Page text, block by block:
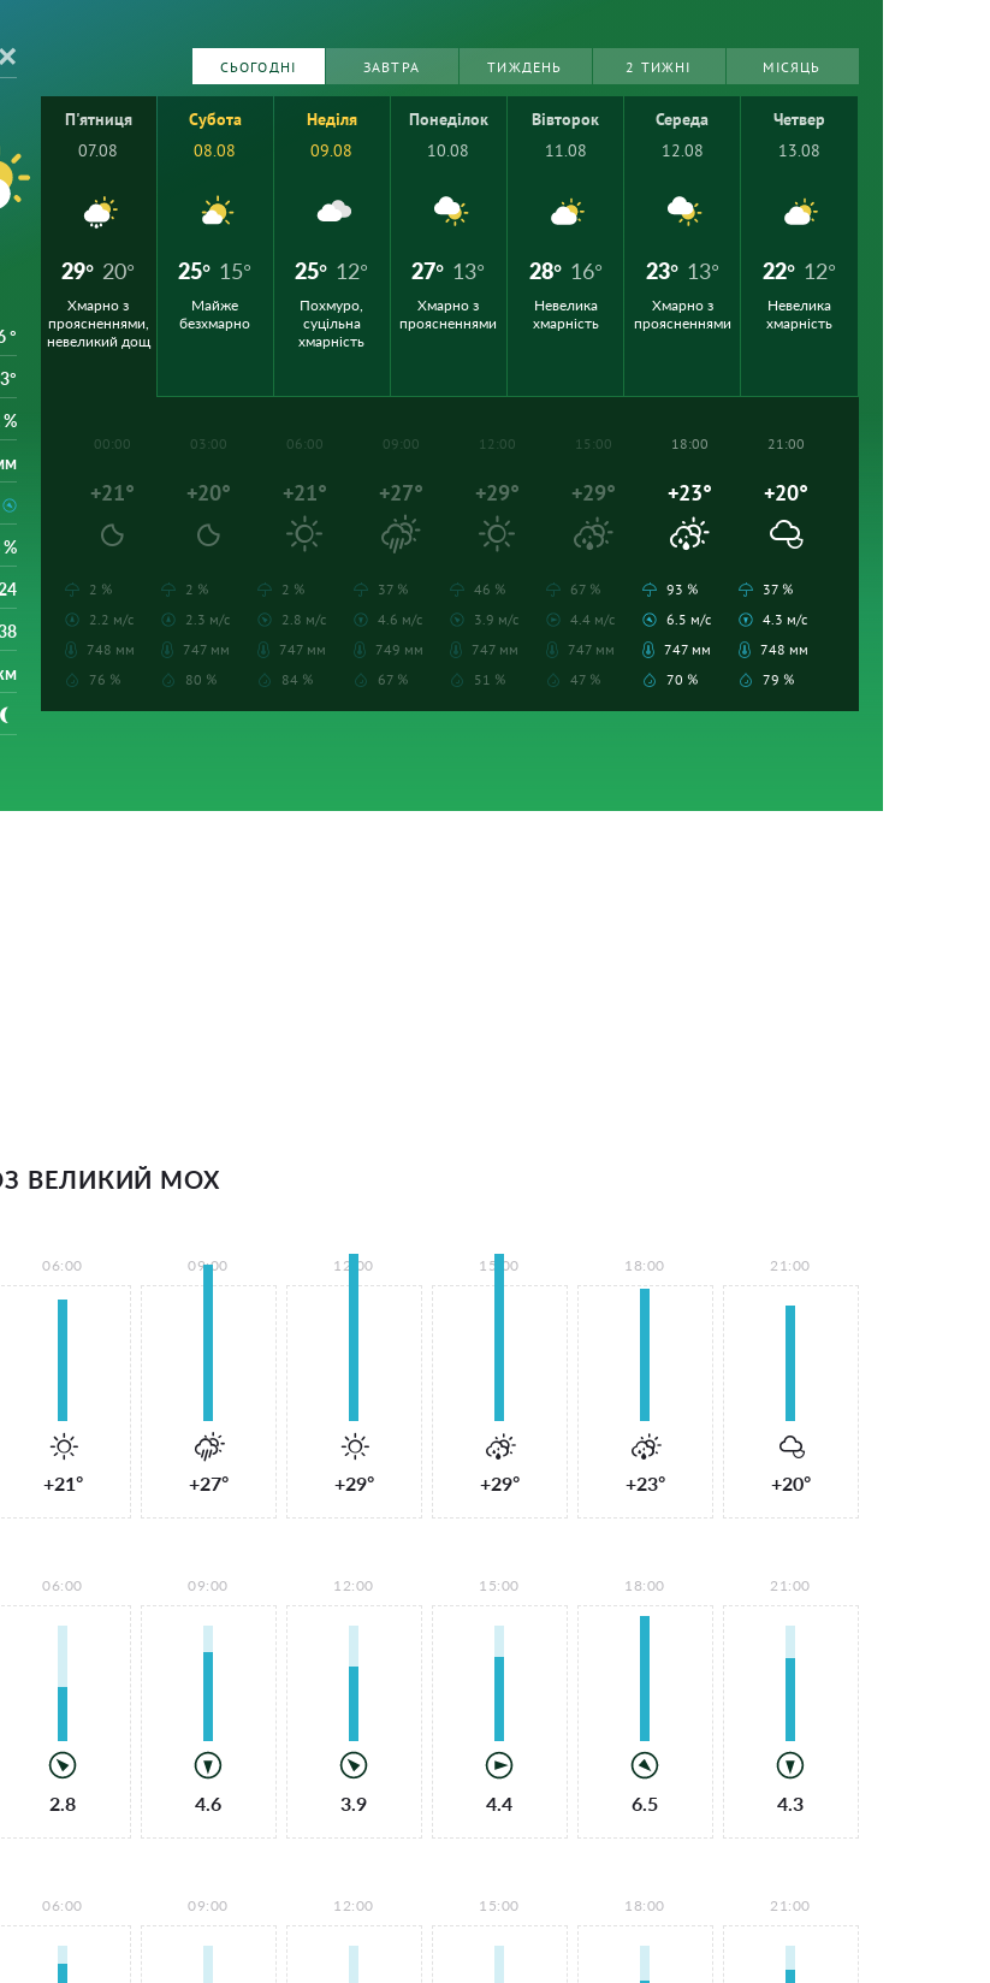
°
СЬОГОДНІ ЗАВТРА ТИЖДЕНЬ 2 ТИЖНІ МІСЯЦЬ
П'ятниця
07.08
29° 20°
Хмарно з
проясненнями,
невеликий дощ
Субота
08.08
25° 15°
Майже
безхмарно
Неділя
09.08
25° 12°
Похмуро,
суцільна
хмарність
Понеділок
10.08
27° 13°
Хмарно з
проясненнями
Вівторок
11.08
28° 16°
Невелика
хмарність
Середа
12.08
23° 13°
Хмарно з
проясненнями
Четвер
13.08
22° 12°
Невелика
хмарність
00:00
+21°
2 %
2.2 м/с
748 мм
76 %
03:00
+20°
2 %
2.3 м/с
747 мм
80 %
06:00
+21°
2 %
2.8 м/с
747 мм
84 %
09:00
+27°
37 %
4.6 м/с
749 мм
67 %
12:00
+29°
46 %
3.9 м/с
747 мм
51 %
15:00
+29°
67 %
4.4 м/с
747 мм
47 %
18:00
+23°
93 %
6.5 м/с
747 мм
70 %
21:00
+20°
37 %
4.3 м/с
748 мм
79 %
ВЕЛИКИЙ МОХ
06:00
+21°
09:00
+27°
12:00
+29°
15:00
+29°
18:00
+23°
21:00
+20°
06:00
2.8
09:00
4.6
12:00
3.9
15:00
4.4
18:00
6.5
21:00
4.3
06:00 09:00 12:00 15:00 18:00 21:00